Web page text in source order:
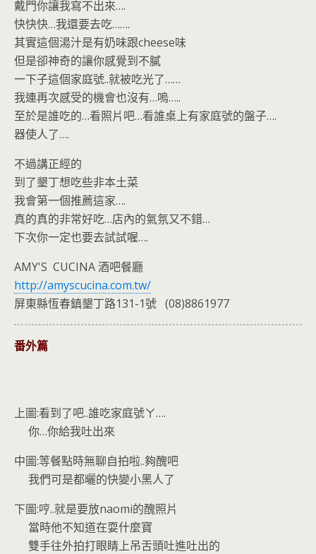
戴門你讓我寫不出來….
快快快…我還要去吃…….
其實這個湯汁是有奶味跟cheese味
但是卻神奇的讓你感覺到不膩
一下子這個家庭號..就被吃光了……
我連再次感受的機會也沒有…嗚…..
至於是誰吃的…看照片吧…看誰桌上有家庭號的盤子….
器使人了….
不過講正經的
到了墾丁想吃些非本土菜
我會第一個推薦這家….
真的真的非常好吃…店內的氣氛又不錯…
下次你一定也要去試試喔….
AMY'S CUCINA 酒吧餐廳
http://amyscucina.com.tw/
屏東縣恆春鎮墾丁路131-1號 (08)8861977
番外篇
上圖:看到了吧..誰吃家庭號ㄚ….
你…你給我吐出來
中圖:等餐點時無聊自拍啦..夠醜吧
我們可是都曬的快變小黑人了
下圖:哼..就是要放naomi的醜照片
當時他不知道在耍什麼寶
雙手往外拍打眼睛上吊舌頭吐進吐出的